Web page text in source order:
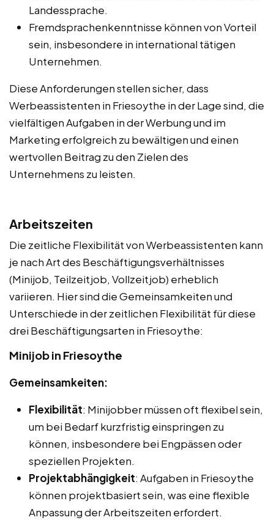
Landessprache.
Fremdsprachenkenntnisse können von Vorteil
sein, insbesondere in international tätigen
Unternehmen.
Diese Anforderungen stellen sicher, dass
Werbeassistenten in Friesoythe in der Lage sind, die
vielfältigen Aufgaben in der Werbung und im
Marketing erfolgreich zu bewältigen und einen
wertvollen Beitrag zu den Zielen des
Unternehmens zu leisten.
Arbeitszeiten
Die zeitliche Flexibilität von Werbeassistenten kann
je nach Art des Beschäftigungsverhältnisses
(Minijob, Teilzeitjob, Vollzeitjob) erheblich
variieren. Hier sind die Gemeinsamkeiten und
Unterschiede in der zeitlichen Flexibilität für diese
drei Beschäftigungsarten in Friesoythe:
Minijob in Friesoythe
Gemeinsamkeiten:
Flexibilität: Minijobber müssen oft flexibel sein,
um bei Bedarf kurzfristig einspringen zu
können, insbesondere bei Engpässen oder
speziellen Projekten.
Projektabhängigkeit: Aufgaben in Friesoythe
können projektbasiert sein, was eine flexible
Anpassung der Arbeitszeiten erfordert.